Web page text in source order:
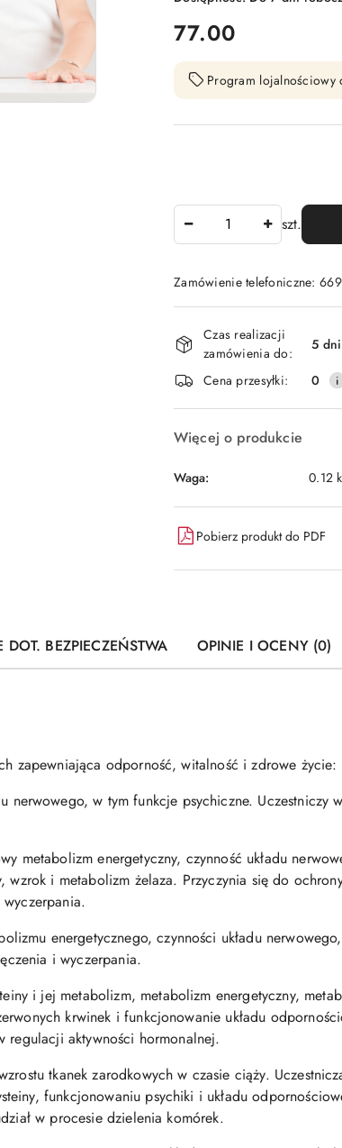
cena:
77.00
Program lojalnościowy
szt.
Zamówienie telefoniczne:
Dostępność
i
dostawa
Czas realizacji
zamówienia do:
5 dni
Cena przesyłki:
0
Więcej o produkcie
Waga: 0.12
Pobierz produkt do PDF
DOT. BEZPIECZEŃSTWA OPINIE I OCENY (0)
zapewniająca odporność, witalność i zdrowe życie:
nerwowego, w tym funkcje psychiczne. Uczestniczy
metabolizm energetyczny, czynność układu
wzrok i metabolizm żelaza. Przyczynia się do
energetycznego, czynności układu
i wyczerpania.
i jej metabolizm, metabolizm energetyczny,
krwinek i funkcjonowanie układu
regulacji aktywności hormonalnej.
tkanek zarodkowych w czasie ciąży.
funkcjonowaniu psychiki i układu
w procesie dzielenia komórek.